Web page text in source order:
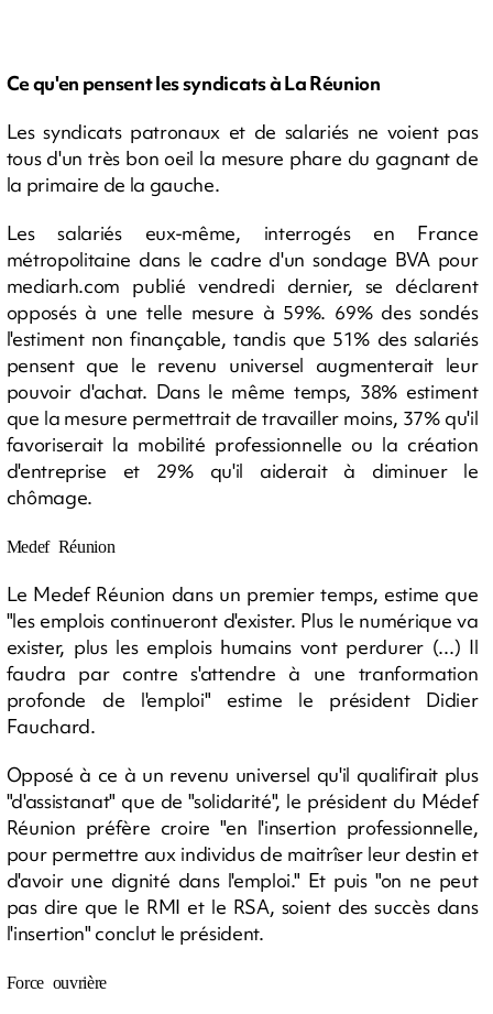
Ce qu'en pensent les syndicats à La Réunion
Les syndicats patronaux et de salariés ne voient pas
tous d'un très bon oeil la mesure phare du gagnant de
la primaire de la gauche.
Les salariés eux-même, interrogés en France
métropolitaine dans le cadre d'un sondage BVA pour
mediarh.com publié vendredi dernier, se déclarent
opposés à une telle mesure à 59%. 69% des sondés
l'estiment non finançable, tandis que 51% des salariés
pensent que le revenu universel augmenterait leur
pouvoir d'achat. Dans le même temps, 38% estiment
que la mesure permettrait de travailler moins, 37% qu'il
favoriserait la mobilité professionnelle ou la création
d'entreprise et 29% qu'il aiderait à diminuer le
chômage.
Medef Réunion
Le Medef Réunion dans un premier temps, estime que
"les emplois continueront d'exister. Plus le numérique va
exister, plus les emplois humains vont perdurer (...) Il
faudra par contre s'attendre à une tranformation
profonde de l'emploi" estime le président Didier
Fauchard.
Opposé à ce à un revenu universel qu'il qualifirait plus
"d'assistanat" que de "solidarité", le président du Médef
Réunion préfère croire "en l'insertion professionnelle,
pour permettre aux individus de maitrîser leur destin et
d'avoir une dignité dans l'emploi." Et puis "on ne peut
pas dire que le RMI et le RSA, soient des succès dans
l'insertion" conclut le président.
Force ouvrière